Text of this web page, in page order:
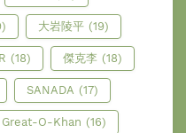
大岩陵平 (19)
(18) 傑克李 (18)
SANADA (17)
Great-O-Khan (16)